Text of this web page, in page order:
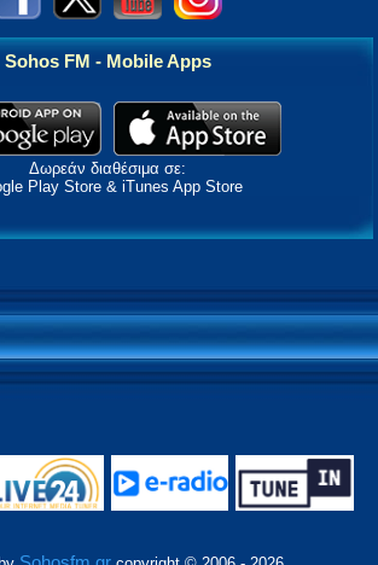
Sohos FM - Mobile Apps
Δωρεάν διαθέσιμα σε:
Play Store & iTunes App Store